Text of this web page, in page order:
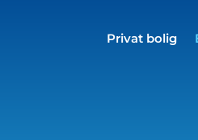
Privat bolig